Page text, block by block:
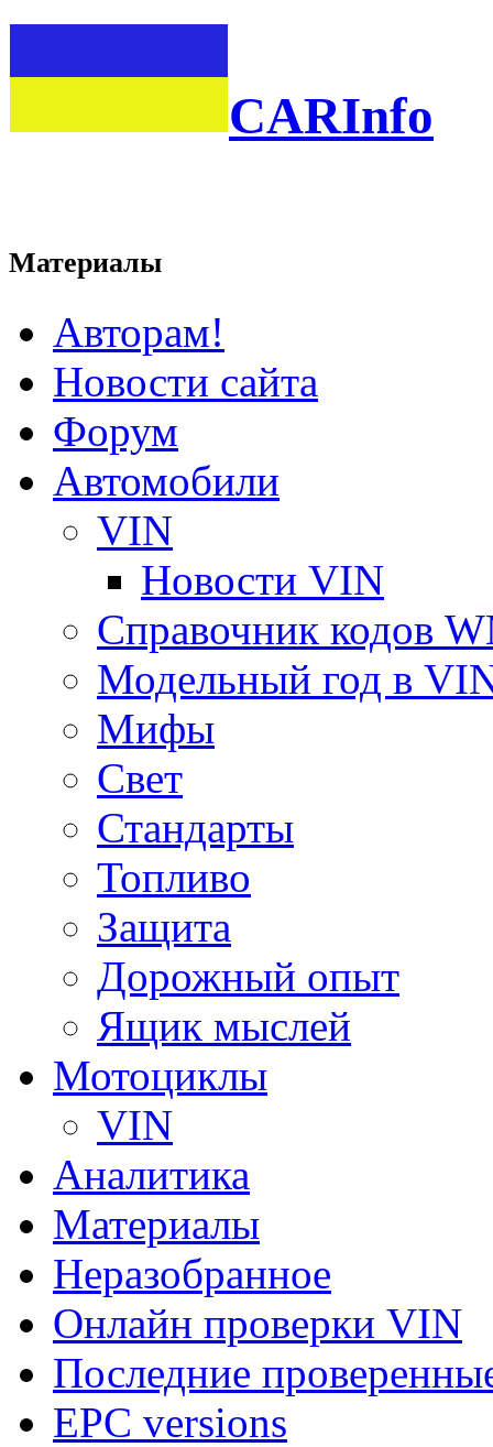
CARInfo
Материалы
Авторам!
Новости сайта
Форум
Автомобили
VIN
Новости VIN
Справочник кодов
Модельный год в
Мифы
Свет
Стандарты
Топливо
Защита
Дорожный опыт
Ящик мыслей
Мотоциклы
VIN
Аналитика
Материалы
Неразобранное
Онлайн проверки VIN
Последние
EPC versions